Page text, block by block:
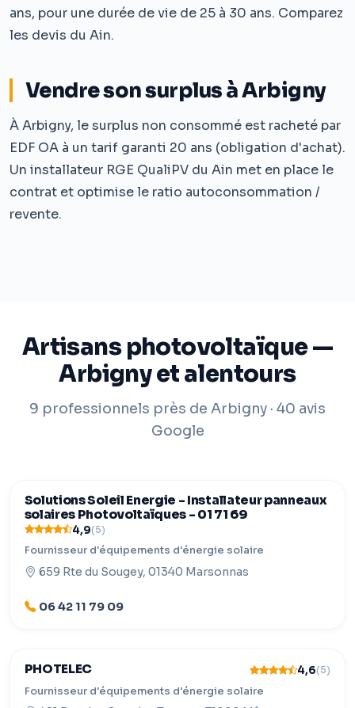
ans, pour une durée de vie de 25 à 30 ans. Comparez
les devis du Ain.
Vendre son surplus à Arbigny
À Arbigny, le surplus non consommé est racheté par
EDF OA à un tarif garanti 20 ans (obligation d'achat).
Un installateur RGE QualiPV du Ain met en place le
contrat et optimise le ratio autoconsommation /
revente.
Artisans photovoltaïque —
Arbigny et alentours
9 professionnels près de Arbigny · 40 avis
Google
Solutions Soleil Energie - Installateur panneaux
solaires Photovoltaïques - 01 71 69
4,9(5)
Fournisseur d'équipements d'énergie solaire
659 Rte du Sougey, 01340 Marsonnas
06 42 11 79 09
PHOTELEC 4,6(5)
Fournisseur d'équipements d'énergie solaire